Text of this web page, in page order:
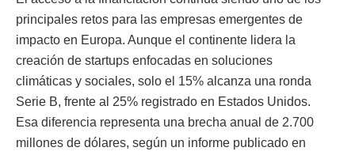
principales retos para las empresas emergentes de
impacto en Europa. Aunque el continente lidera la
creación de startups enfocadas en soluciones
climáticas y sociales, solo el 15% alcanza una ronda
Serie B, frente al 25% registrado en Estados Unidos.
Esa diferencia representa una brecha anual de 2.700
millones de dólares, según un informe publicado en